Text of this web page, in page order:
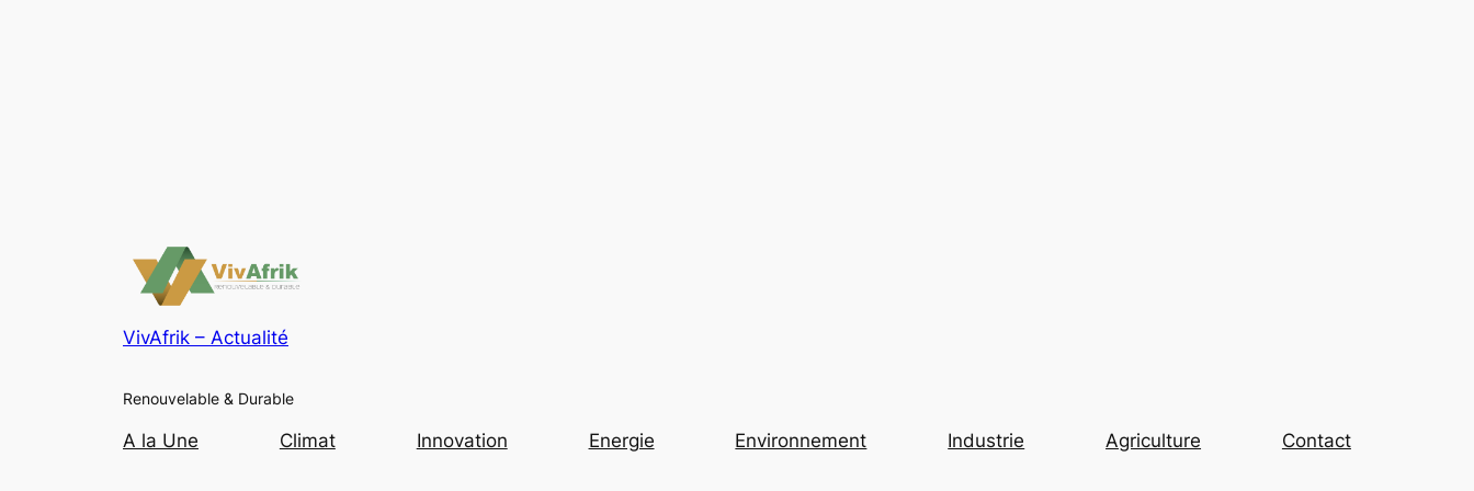
VivAfrik – Actualité
Renouvelable & Durable
A la Une Climat Innovation Energie Environnement Industrie Agriculture Contact